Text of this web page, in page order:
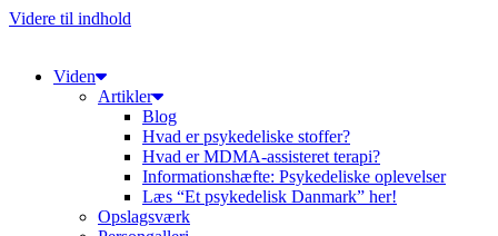
Videre til indhold
Viden
Artikler
Blog
Hvad er psykedeliske stoffer?
Hvad er MDMA-assisteret terapi?
Informationshæfte: Psykedeliske oplevelser
Læs “Et psykedelisk Danmark” her!
Opslagsværk